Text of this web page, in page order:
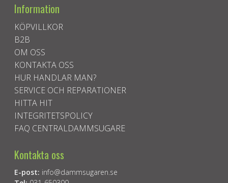
Information
KÖPVILLKOR
B2B
OM OSS
KONTAKTA OSS
HUR HANDLAR MAN?
SERVICE OCH REPARATIONER
HITTA HIT
INTEGRITETSPOLICY
FAQ CENTRALDAMMSUGARE
Kontakta oss
E-post: info@dammsugaren.se